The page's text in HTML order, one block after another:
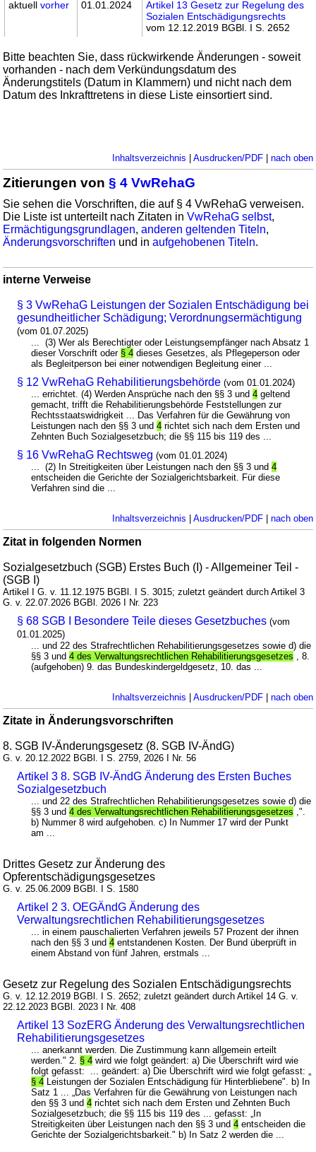
aktuellvorher 01.01.2024
Artikel 13 Gesetz zur Regelung des
Sozialen Entschädigungsrechts
vom 12.12.2019 BGBl. I S. 2652
Bitte beachten Sie, dass rückwirkende Änderungen - soweit
vorhanden - nach dem Verkündungsdatum des
Änderungstitels (Datum in Klammern) und nicht nach dem
Datum des Inkrafttretens in diese Liste einsortiert sind.
Inhaltsverzeichnis Ausdrucken/PDF| nach oben
Zitierungen von§ 4 VwRehaG
Sie sehen die Vorschriften, die auf § 4 VwRehaG verweisen.
Die Liste ist unterteilt nach Zitaten inVwRehaG selbst,
Ermächtigungsgrundlagen,anderen geltenden Titeln,
Änderungsvorschriften und inaufgehobenen Titeln.
interne Verweise
§ 3 VwRehaG Leistungen der Sozialen Entschädigung bei
gesundheitlicher Schädigung; Verordnungsermächtigung
(vom 01.07.2025)
... (3) Wer als Berechtigter oder Leistungsempfänger nach Absatz 1
dieser Vorschrift oder § 4 dieses Gesetzes, als Pflegeperson oder
als Begleitperson bei einer notwendigen Begleitung einer ...
§ 12 VwRehaG Rehabilitierungsbehörde (vom 01.01.2024)
... errichtet. (4) Werden Ansprüche nach den §§ 3 und4 geltend
gemacht, trifft die Rehabilitierungsbehörde Feststellungen zur
Rechtsstaatswidrigkeit ... Das Verfahren für die Gewährung von
Leistungen nach den §§ 3 und4 richtet sich nach dem Ersten und
Zehnten Buch Sozialgesetzbuch; die §§ 115 bis 119 des ...
§ 16 VwRehaG Rechtsweg (vom 01.01.2024)
... (2) In Streitigkeiten über Leistungen nach den §§ 3 und4
entscheiden die Gerichte der Sozialgerichtsbarkeit. Für diese
Verfahren sind die ...
Inhaltsverzeichnis Ausdrucken/PDF| nach oben
Zitat in folgenden Normen
Sozialgesetzbuch (SGB) Erstes Buch (I) - Allgemeiner Teil -
(SGB I)
Artikel I G. v. 11.12.1975 BGBl. I S. 3015; zuletzt geändert durch Artikel 3
G. v. 22.07.2026 BGBl. 2026 I Nr. 223
§ 68 SGB I Besondere Teile dieses Gesetzbuches (vom
01.01.2025)
... und 22 des Strafrechtlichen Rehabilitierungsgesetzes sowie d) die
§§ 3 und4 des Verwaltungsrechtlichen Rehabilitierungsgesetzes , 8.
(aufgehoben) 9. das Bundeskindergeldgesetz, 10. das ...
Inhaltsverzeichnis Ausdrucken/PDF| nach oben
Zitate in Änderungsvorschriften
8. SGB IV-Änderungsgesetz (8. SGB IV-ÄndG)
G. v. 20.12.2022 BGBl. I S. 2759, 2026 I Nr. 56
Artikel 3 8. SGB IV-ÄndG Änderung des Ersten Buches
Sozialgesetzbuch
... und 22 des Strafrechtlichen Rehabilitierungsgesetzes sowie d) die
§§ 3 und4 des Verwaltungsrechtlichen Rehabilitierungsgesetzes ,".
b) Nummer 8 wird aufgehoben. c) In Nummer 17 wird der Punkt
am ...
Drittes Gesetz zur Änderung des
Opferentschädigungsgesetzes
G. v. 25.06.2009 BGBl. I S. 1580
Artikel 2 3. OEGÄndG Änderung des
Verwaltungsrechtlichen Rehabilitierungsgesetzes
... in einem pauschalierten Verfahren jeweils 57 Prozent der ihnen
nach den §§ 3 und4 entstandenen Kosten. Der Bund überprüft in
einem Abstand von fünf Jahren, erstmals ...
Gesetz zur Regelung des Sozialen Entschädigungsrechts
G. v. 12.12.2019 BGBl. I S. 2652; zuletzt geändert durch Artikel 14 G. v.
22.12.2023 BGBl. 2023 I Nr. 408
Artikel 13 SozERG Änderung des Verwaltungsrechtlichen
Rehabilitierungsgesetzes
... anerkannt werden. Die Zustimmung kann allgemein erteilt
werden." 2. § 4 wird wie folgt geändert: a) Die Überschrift wird wie
folgt gefasst: ... geändert: a) Die Überschrift wird wie folgt gefasst: „
§ 4 Leistungen der Sozialen Entschädigung für Hinterbliebene". b) In
Satz 1 ... „Das Verfahren für die Gewährung von Leistungen nach
den §§ 3 und4 richtet sich nach dem Ersten und Zehnten Buch
Sozialgesetzbuch; die §§ 115 bis 119 des ... gefasst: „In
Streitigkeiten über Leistungen nach den §§ 3 und4 entscheiden die
Gerichte der Sozialgerichtsbarkeit." b) In Satz 2 werden die ...